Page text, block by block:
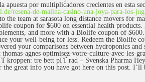
apuesta por multiplicadores crecientes en esta
resena-de-malina-casino-una-joya-para-los-
the team at sarasota long distance movers for
coupon for $600 on essential health
and more with a Biolife coupon of
your well-being for less. Redeem the Biolife
your comparisons between hydroponics
agnes optimisez-votre-culture-avec-les-
kroppen: tre bett pГҐ rad – Svenska Pharma
the great info you have got here on this post.